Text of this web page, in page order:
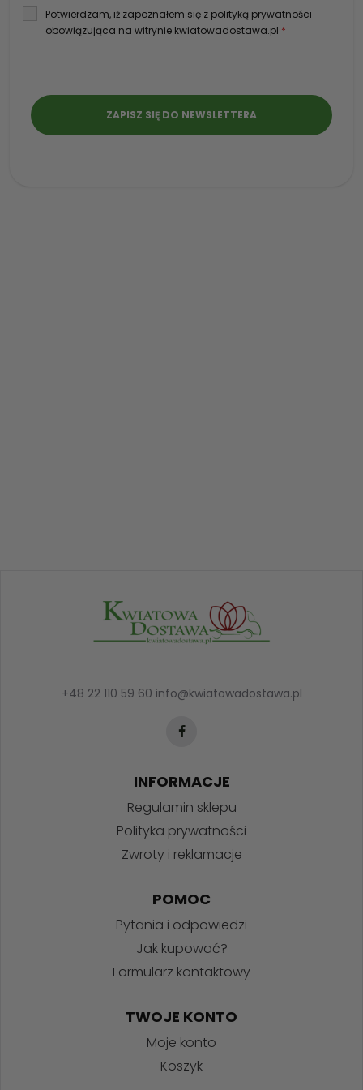
Potwierdzam, iż zapoznałem się z polityką prywatności
obowiązująca na witrynie kwiatowadostawa.pl *
+48 22 110 59 60 info@kwiatowadostawa.pl
INFORMACJE
Regulamin sklepu
Polityka prywatności
Zwroty i reklamacje
POMOC
Pytania i odpowiedzi
Jak kupować?
Formularz kontaktowy
TWOJE KONTO
Moje konto
Koszyk